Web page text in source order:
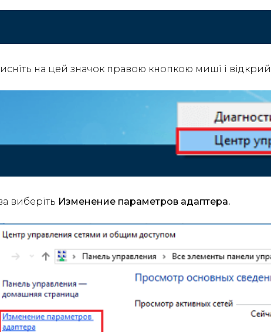
на цей значок правою кнопкою миші і
виберіть Изменение параметров адаптера.